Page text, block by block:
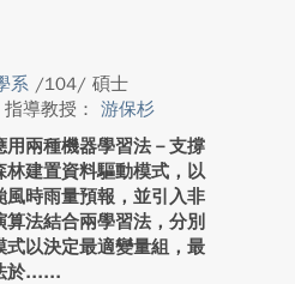
系 /104/ 碩士
指導教授： 游保杉
用兩種機器學習法－支撐
林建置資料驅動模式，以
風時雨量預報，並引入非
法結合兩學習法，分別
式以決定最適變量組，最
於...